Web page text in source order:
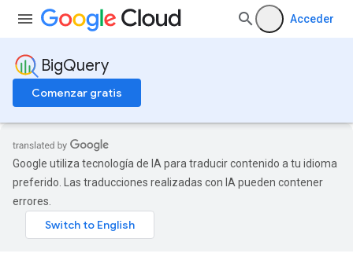
Acceder
BigQuery
Comenzar gratis
Google utiliza tecnología de IA para traducir contenido a tu idioma
preferido. Las traducciones realizadas con IA pueden contener
errores.